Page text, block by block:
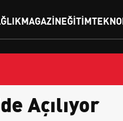
MAGAZINEĞITIM
Açılıyor